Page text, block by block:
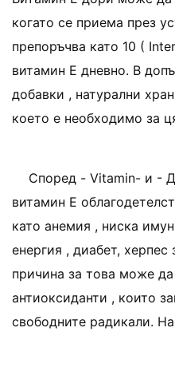
когато се приема през
препоръчва като 10 (
витамин Е дневно. В
добавки , натурални
което е необходимо за
Според - Vitamin- и -
витамин E
като анемия , ниска
енергия , диабет,
причина за това може
антиоксиданти , които
свободните радикали.